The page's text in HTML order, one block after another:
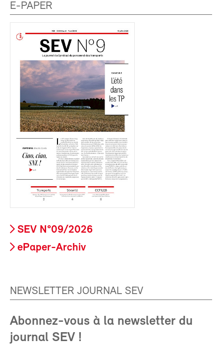
E-PAPER
SEV N°09/2026
ePaper-Archiv
NEWSLETTER JOURNAL SEV
Abonnez-vous à la newsletter du
journal SEV !